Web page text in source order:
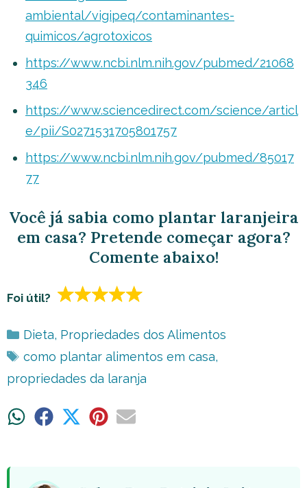
ambiental/vigipeq/contaminantes-
quimicos/agrotoxicos
https://www.ncbi.nlm.nih.gov/pubmed/21068
346
https://www.sciencedirect.com/science/articl
e/pii/S0271531705801757
https://www.ncbi.nlm.nih.gov/pubmed/85017
77
Você já sabia como plantar laranjeira
em casa? Pretende começar agora?
Comente abaixo!
Foi útil?
Categorias
Dieta, Propriedades dos Alimentos
Tags
como plantar alimentos em casa,
propriedades da laranja
ShareShare ShareShareShare